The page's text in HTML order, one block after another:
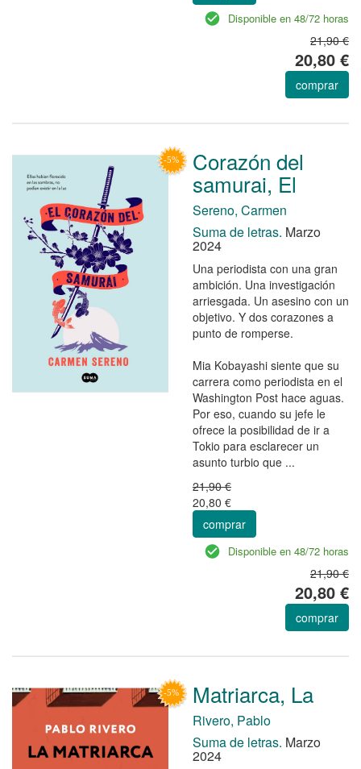
Disponible en 48/72 horas
21,90 €
20,80 €
comprar
Corazón del
samurai, El
Sereno, Carmen
Suma de letras. Marzo
2024
Una periodista con una gran
ambición. Una investigación
arriesgada. Un asesino con un
objetivo. Y dos corazones a
punto de romperse.
Mia Kobayashi siente que su
carrera como periodista en el
Washington Post hace aguas.
Por eso, cuando su jefe le
ofrece la posibilidad de ir a
Tokio para esclarecer un
asunto turbio que ...
21,90 €
20,80 €
comprar
Disponible en 48/72 horas
21,90 €
20,80 €
comprar
Matriarca, La
Rivero, Pablo
Suma de letras. Marzo
2024